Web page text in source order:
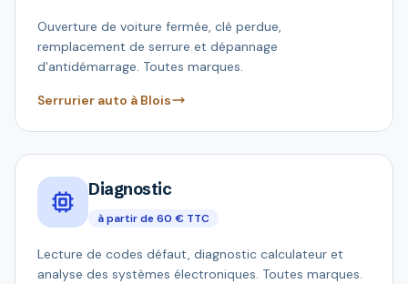
Ouverture de voiture fermée, clé perdue,
remplacement de serrure et dépannage
d'antidémarrage. Toutes marques.
Serrurier auto à Blois
Diagnostic
à partir de 60 € TTC
Lecture de codes défaut, diagnostic calculateur et
analyse des systèmes électroniques. Toutes marques.